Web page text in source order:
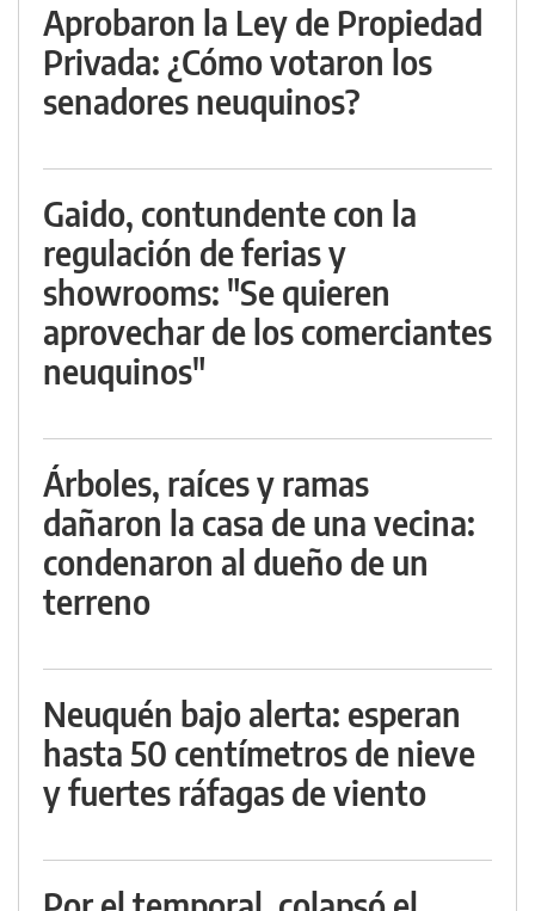
Aprobaron la Ley de Propiedad
Privada: ¿Cómo votaron los
senadores neuquinos?
Gaido, contundente con la
regulación de ferias y
showrooms: "Se quieren
aprovechar de los comerciantes
neuquinos"
Árboles, raíces y ramas
dañaron la casa de una vecina:
condenaron al dueño de un
terreno
Neuquén bajo alerta: esperan
hasta 50 centímetros de nieve
y fuertes ráfagas de viento